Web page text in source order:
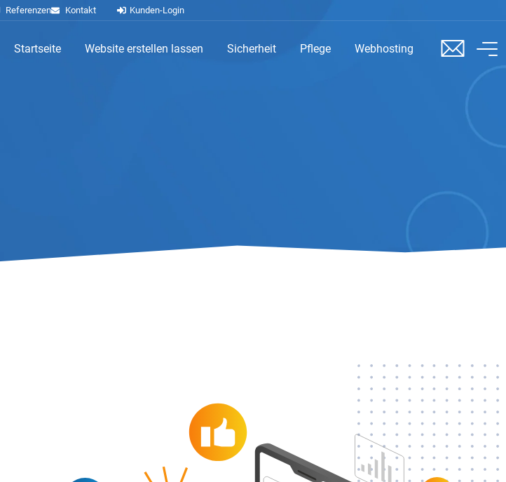
Referenzen Kontakt Kunden-Login
Startseite Website erstellen lassen Sicherheit Pflege Webhosting